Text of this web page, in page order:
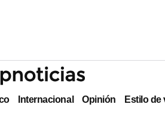
Internacional Opinión Estilo de